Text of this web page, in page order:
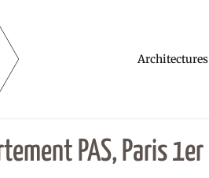
Architectures
PAS, Paris 1er